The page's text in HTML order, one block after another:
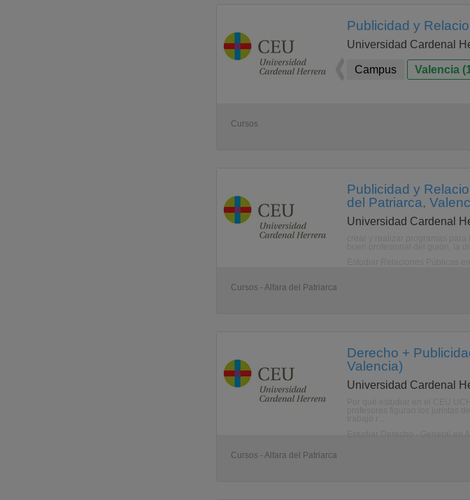
Publicidad y
Universidad Cardenal
Campus Valencia
Cursos
Publicidad y
del Patriarca,
Universidad Cardenal
Cursos - Alfara del Patriarca
Derecho +
Valencia)
Universidad Cardenal
Cursos - Alfara del Patriarca